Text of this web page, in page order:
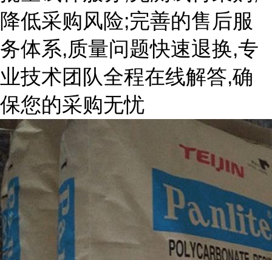
降低采购风险;完善的售后服
务体系,质量问题快速退换,专
业技术团队全程在线解答,确
保您的采购无忧